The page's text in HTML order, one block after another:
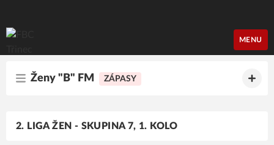
FBC Třinec
MENU
Ženy "B" FM ZÁPASY
2. LIGA ŽEN - SKUPINA 7, 1. KOLO